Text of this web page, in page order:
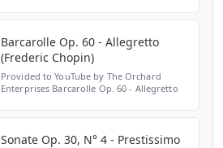
Barcarolle Op. 60 - Allegretto
(Frederic Chopin)
Provided to YouTube by The Orchard
Enterprises Barcarolle Op. 60 - Allegretto
Sonate Op. 30, N° 4 - Prestissimo